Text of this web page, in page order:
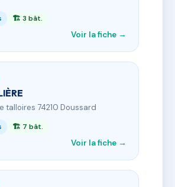
🏗 3 bât.
Voir la fiche →
talloires 74210 Doussard
🏗 7 bât.
Voir la fiche →